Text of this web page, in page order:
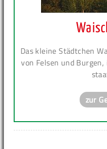
Das kleine Städtchen
von Felsen und
zur